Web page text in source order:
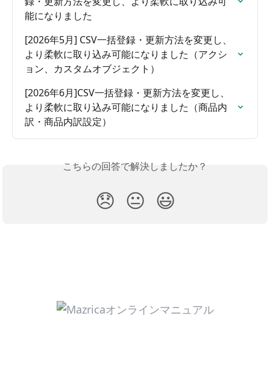
能になりました
[2026年5月] CSV一括登録・更新方法を変更し、
より柔軟に取り込み可能になりました（アクシ
ョン、カスタムオブジェクト）
[2026年6月]CSV一括登録・更新方法を変更し、
より柔軟に取り込み可能になりました（商品内
訳・商品内訳設定）
こちらの回答で解決しましたか？
😞 😐 😃